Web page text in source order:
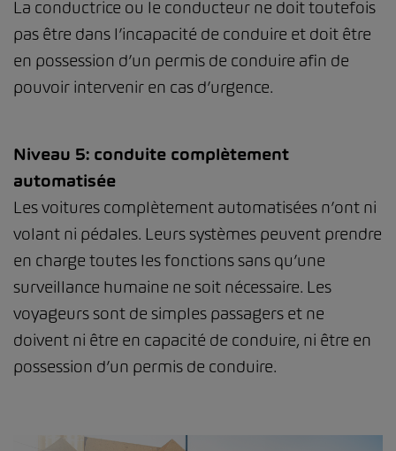
La conductrice ou le conducteur ne doit toutefois
pas être dans l’incapacité de conduire et doit être
en possession d’un permis de conduire afin de
pouvoir intervenir en cas d’urgence.
Niveau 5: conduite complètement
automatisée
Les voitures complètement automatisées n’ont ni
volant ni pédales. Leurs systèmes peuvent prendre
en charge toutes les fonctions sans qu’une
surveillance humaine ne soit nécessaire. Les
voyageurs sont de simples passagers et ne
doivent ni être en capacité de conduire, ni être en
possession d’un permis de conduire.